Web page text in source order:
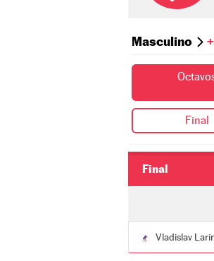
Masculino
Final
Final
Vladislav